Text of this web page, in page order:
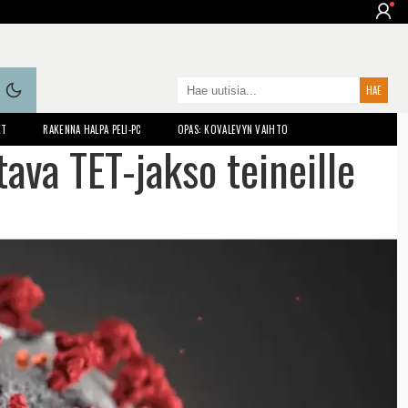
RAKENNA HALPA PELI-PC OPAS: KOVALEVYN VAIHTO
TET-jakso teineille